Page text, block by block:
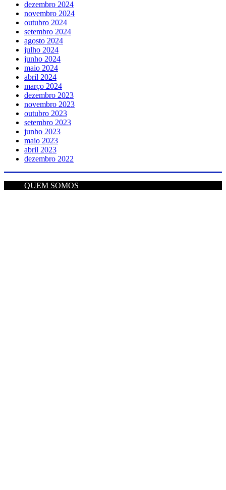
dezembro 2024
novembro 2024
outubro 2024
setembro 2024
agosto 2024
julho 2024
junho 2024
maio 2024
abril 2024
março 2024
dezembro 2023
novembro 2023
outubro 2023
setembro 2023
junho 2023
maio 2023
abril 2023
dezembro 2022
QUEM SOMOS